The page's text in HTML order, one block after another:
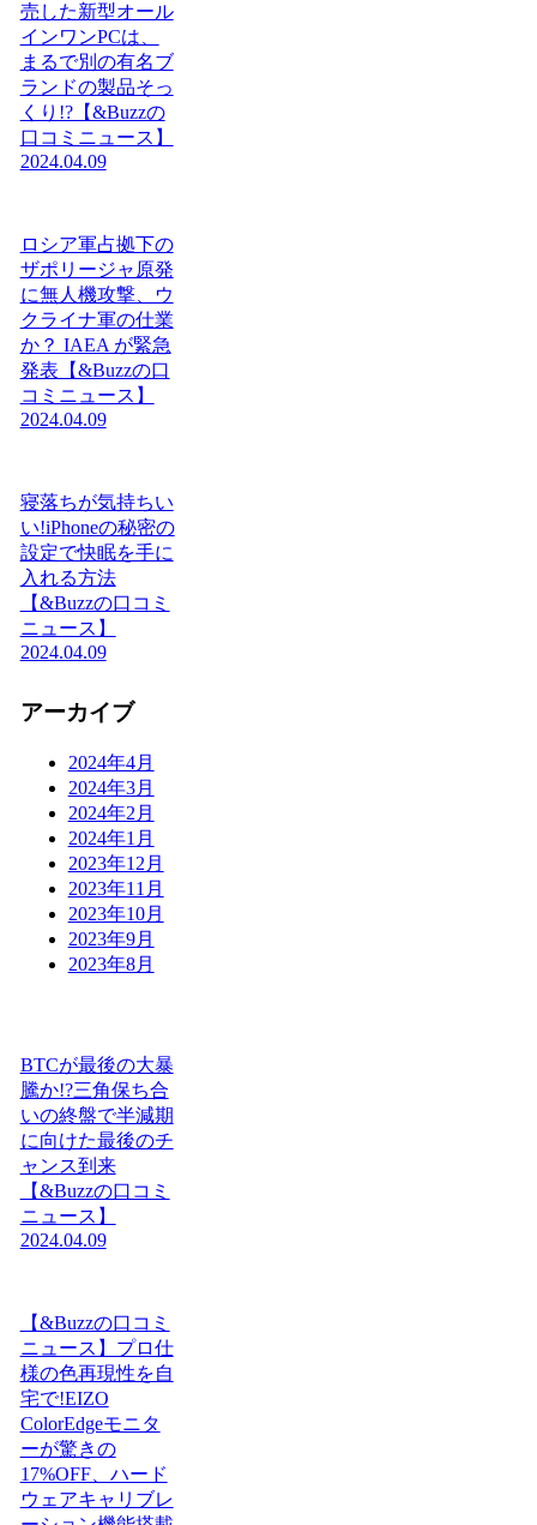
売した新型オール
インワンPCは、
まるで別の有名ブ
ランドの製品そっ
くり!?【&Buzzの
口コミニュース】
2024.04.09
ロシア軍占拠下の
ザポリージャ原発
に無人機攻撃、ウ
クライナ軍の仕業
か？ IAEA が緊急
発表【&Buzzの口
コミニュース】
2024.04.09
寝落ちが気持ちい
い!iPhoneの秘密の
設定で快眠を手に
入れる方法
【&Buzzの口コミ
ニュース】
2024.04.09
アーカイブ
2024年4月
2024年3月
2024年2月
2024年1月
2023年12月
2023年11月
2023年10月
2023年9月
2023年8月
BTCが最後の大暴
騰か!?三角保ち合
いの終盤で半減期
に向けた最後のチ
ャンス到来
【&Buzzの口コミ
ニュース】
2024.04.09
【&Buzzの口コミ
ニュース】プロ仕
様の色再現性を自
宅で!EIZO
ColorEdgeモニタ
ーが驚きの
17%OFF、ハード
ウェアキャリブレ